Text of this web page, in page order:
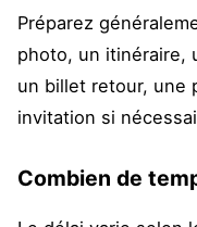
Préparez
photo, un itinéraire,
un billet retour, une
invitation si
Combien de